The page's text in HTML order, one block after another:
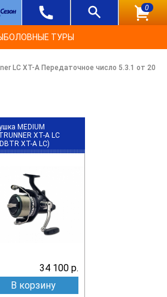
0
ТУРЫ
LC XT-A Передаточное число 5.3.1 от 20
MEDIUM
XT-A LC
XT-A LC)
34 100 р.
В корзину